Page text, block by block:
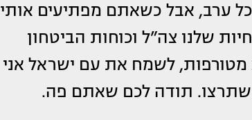
ערב, אבל כשאתם מפתיעים אותי
שלנו צה”ל וכוחות הביטחון
אנרגיות מטורפות, לשמח את עם ישראל אני
תודה לכם שאתם פה.